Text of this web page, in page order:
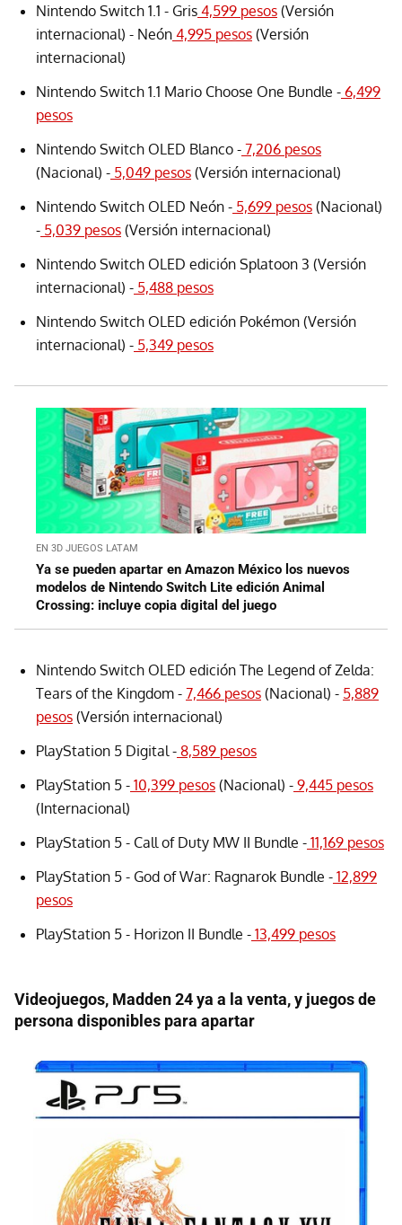
Nintendo Switch 1.1 - Gris 4,599 pesos (Versión
internacional) - Neón 4,995 pesos (Versión
internacional)
Nintendo Switch 1.1 Mario Choose One Bundle - 6,499
pesos
Nintendo Switch OLED Blanco - 7,206 pesos
(Nacional) - 5,049 pesos (Versión internacional)
Nintendo Switch OLED Neón - 5,699 pesos (Nacional)
- 5,039 pesos (Versión internacional)
Nintendo Switch OLED edición Splatoon 3 (Versión
internacional) - 5,488 pesos
Nintendo Switch OLED edición Pokémon (Versión
internacional) - 5,349 pesos
EN 3D JUEGOS LATAM
Ya se pueden apartar en Amazon México los nuevos
modelos de Nintendo Switch Lite edición Animal
Crossing: incluye copia digital del juego
Nintendo Switch OLED edición The Legend of Zelda:
Tears of the Kingdom - 7,466 pesos (Nacional) - 5,889
pesos (Versión internacional)
PlayStation 5 Digital - 8,589 pesos
PlayStation 5 - 10,399 pesos (Nacional) - 9,445 pesos
(Internacional)
PlayStation 5 - Call of Duty MW II Bundle - 11,169 pesos
PlayStation 5 - God of War: Ragnarok Bundle - 12,899
pesos
PlayStation 5 - Horizon II Bundle - 13,499 pesos
Videojuegos, Madden 24 ya a la venta, y juegos de
persona disponibles para apartar